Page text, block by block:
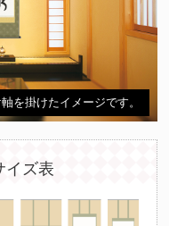
を掛けたイメージです。
イズ表